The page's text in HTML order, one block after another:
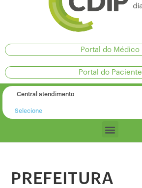
Portal do Médico
Portal do Paciente
Selecione
PREFEITURA